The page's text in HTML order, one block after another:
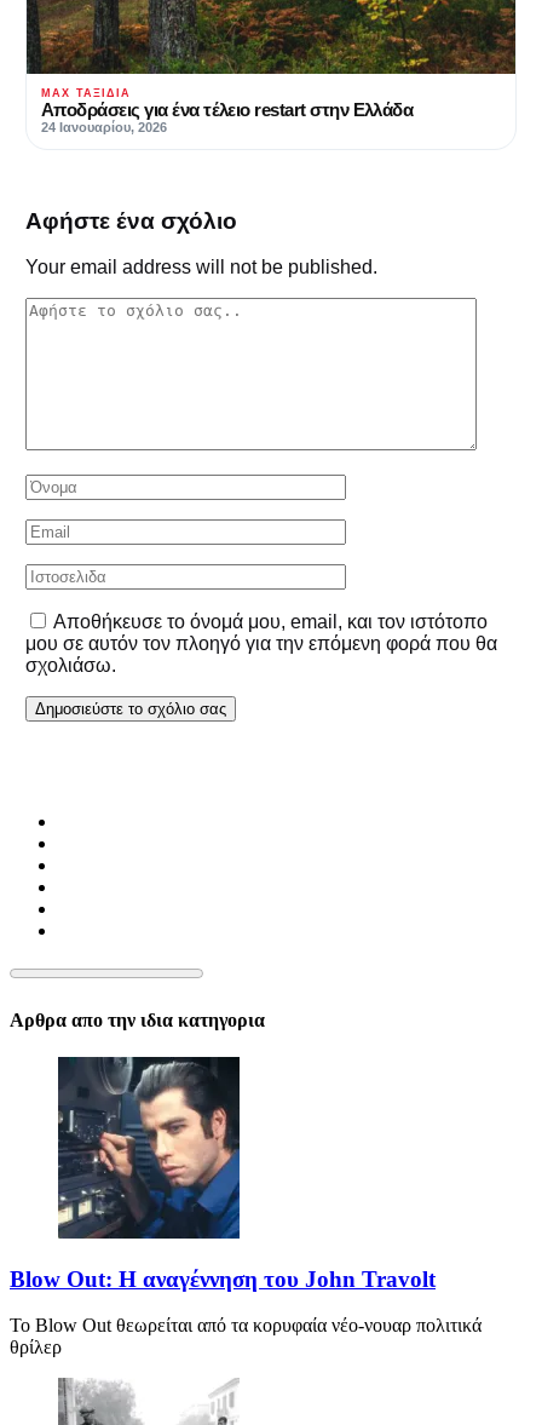
MAX ΤΑΞΊΔΙΑ
Αποδράσεις για ένα τέλειο restart στην Ελλάδα
24 Ιανουαρίου, 2026
Αφήστε ένα σχόλιο
Your email address will not be published.
Αποθήκευσε το όνομά μου, email, και τον ιστότοπο
μου σε αυτόν τον πλοηγό για την επόμενη φορά που θα
σχολιάσω.
Αρθρα απο την ιδια κατηγορια
Blow Out: Η αναγέννηση του John Travolt
Το Blow Out θεωρείται από τα κορυφαία νέο-νουαρ πολιτικά
θρίλερ